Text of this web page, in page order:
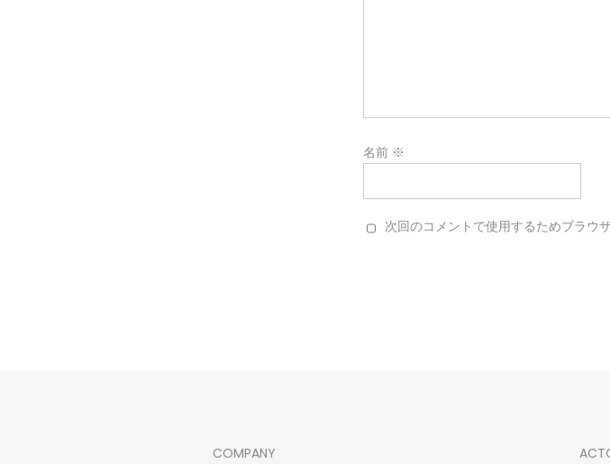
名前 ※
次回のコメントで使用するためブラウ
COMPANY